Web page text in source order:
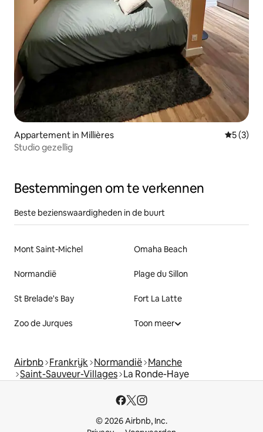
Appartement in Millières
5 (3)
Studio gezellig
Bestemmingen om te verkennen
Beste bezienswaardigheden in de buurt
Mont Saint-Michel Omaha Beach
Normandië Plage du Sillon
St Brelade's Bay Fort La Latte
Zoo de Jurques Toon meer
Airbnb Frankrijk Normandië Manche
Saint-Sauveur-Villages La Ronde-Haye
© 2026 Airbnb, Inc.